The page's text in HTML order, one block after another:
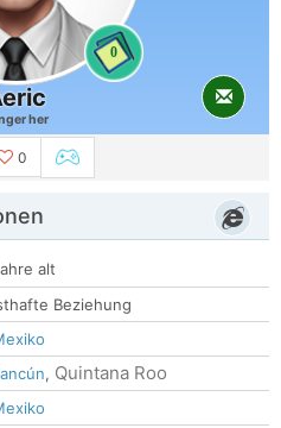
0
her
0
alt
Beziehung
, Quintana Roo